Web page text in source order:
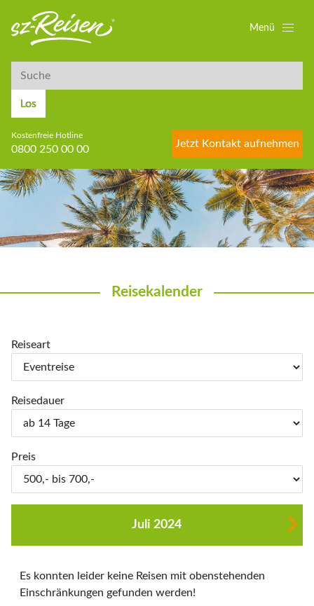
Suche
Los
Kostenfreie Hotline
0800 250 00 00
Jetzt Kontakt aufnehmen
Menü
Reisekalender
Reiseart
Reisedauer
Preis
Juli 2024
Es konnten leider keine Reisen mit obenstehenden
Einschränkungen gefunden werden!